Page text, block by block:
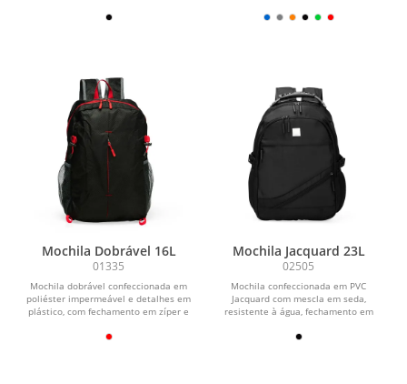
Mochila Dobrável 16L
01335
Mochila dobrável confeccionada em
poliéster impermeável e detalhes em
plástico, com fechamento em zíper e
Mochila Jacquard 23L
02505
Mochila confeccionada em PVC
Jacquard com mescla em seda,
resistente à água, fechamento em